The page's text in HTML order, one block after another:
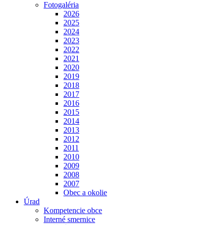
Fotogaléria
2026
2025
2024
2023
2022
2021
2020
2019
2018
2017
2016
2015
2014
2013
2012
2011
2010
2009
2008
2007
Obec a okolie
Úrad
Kompetencie obce
Interné smernice